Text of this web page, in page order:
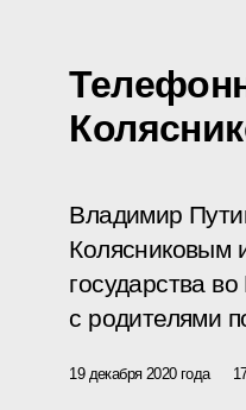
Владимир
Колясниковым
государства
с родителями
19 декабря 2020 года